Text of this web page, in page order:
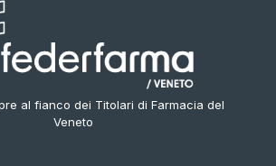
al fianco dei Titolari di Farmacia del
Veneto